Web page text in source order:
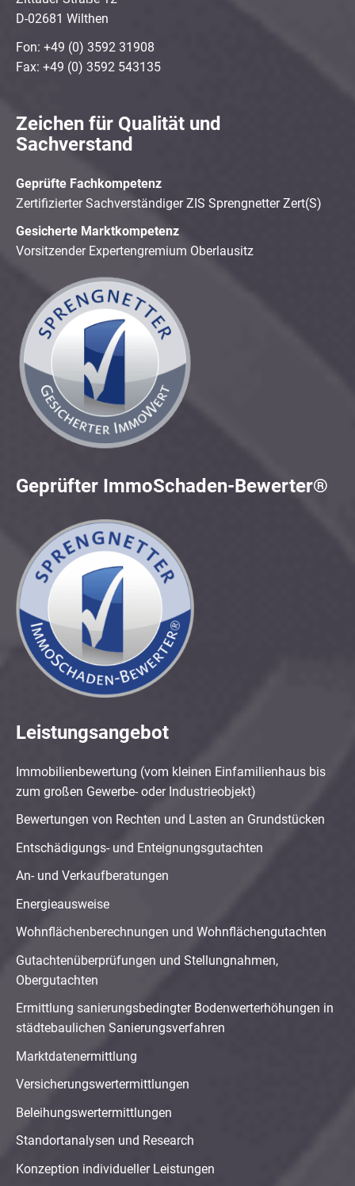
D-02681 Wilthen
Fon: +49 (0) 3592 31908
Fax: +49 (0) 3592 543135
Zeichen für Qualität und
Sachverstand
Geprüfte Fachkompetenz
Zertifizierter Sachverständiger ZIS Sprengnetter Zert(S)
Gesicherte Marktkompetenz
Vorsitzender Expertengremium Oberlausitz
Geprüfter ImmoSchaden-Bewerter®
Leistungsangebot
Immobilienbewertung (vom kleinen Einfamilienhaus bis
zum großen Gewerbe- oder Industrieobjekt)
Bewertungen von Rechten und Lasten an Grundstücken
Entschädigungs- und Enteignungsgutachten
An- und Verkaufberatungen
Energieausweise
Wohnflächenberechnungen und Wohnflächengutachten
Gutachtenüberprüfungen und Stellungnahmen,
Obergutachten
Ermittlung sanierungsbedingter Bodenwerterhöhungen in
städtebaulichen Sanierungsverfahren
Marktdatenermittlung
Versicherungswertermittlungen
Beleihungswertermittlungen
Standortanalysen und Research
Konzeption individueller Leistungen